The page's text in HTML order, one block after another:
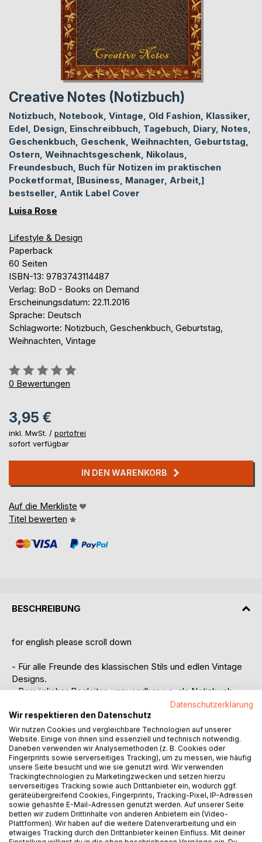
Creative Notes (Notizbuch)
Notizbuch, Notebook, Vintage, Old Fashion, Klassiker,
Edel, Design, Einschreibbuch, Tagebuch, Diary, Notes,
Geschenkbuch, Geschenk, Weihnachten, Geburtstag,
Ostern, Weihnachtsgeschenk, Nikolaus,
Freundesbuch, Buch für Notizen im praktischen
Pocketformat, [Business, Manager, Arbeit,]
bestseller, Antik Label Cover
Luisa Rose
Lifestyle & Design
Paperback
60 Seiten
ISBN-13: 9783743114487
Verlag: BoD - Books on Demand
Erscheinungsdatum: 22.11.2016
Sprache: Deutsch
Schlagworte: Notizbuch, Geschenkbuch, Geburtstag,
Weihnachten, Vintage
Bewertung::
0%
0 Bewertungen
3,95 €
inkl. MwSt. / portofrei
sofort verfügbar
IN DEN WARENKORB
Auf die Merkliste
Titel bewerten
BESCHREIBUNG
for english please scroll down
- Für alle Freunde des klassischen Stils und edlen Vintage
Designs.
- Persönlicher Begleiter, verwendbar u.a. als Notizbuch,
Notizheft, Einschreibbuch, Tagebuch oder Anti-Stress
Kritzelbuch.
- Perfekter Ort zum Festhalten von Geistesblitzen, Action
Items, Erlebnissen, Projekten, Plänen, kreativen Ideen,
Gedanken, ToDo-Listen, Kritzelleien u.v.m., einfach für
alles was man nicht vergessen will und darf!
- Im praktischen Pocketformat, liniert und mit glänzendem
Cover.
- Super Geschenkidee!
- Mit einem außergewöhlichen stylischen Cover.
Datenschutzerklärung
Wir respektieren den Datenschutz
Wir nutzen Cookies und vergleichbare Technologien auf unserer
Website. Einige von ihnen sind essenziell und technisch notwendig.
Daneben verwenden wir Analysemethoden (z. B. Cookies oder
Fingerprints sowie serverseitiges Tracking), um zu messen, wie häufig
unsere Seite besucht und wie sie genutzt wird. Wir verwenden
Trackingtechnologien zu Marketingzwecken und setzen hierzu
serverseitiges Tracking sowie auch Drittanbieter ein, wodurch ggf.
geräteübergreifend Cookies, Fingerprints, Tracking-Pixel, IP-Adressen
sowie gehashte E-Mail-Adressen genutzt werden. Auf unserer Seite
betten wir zudem Drittinhalte von anderen Anbietern ein (Video-
Plattformen). Wir haben auf die weitere Datenverarbeitung und ein
etwaiges Tracking durch den Drittanbieter keinen Einfluss. Mit deiner